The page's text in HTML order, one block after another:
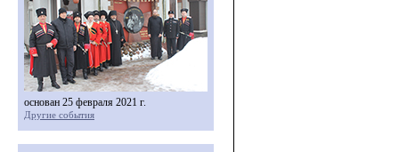
основан 25 февраля 2021 г.
Другие события